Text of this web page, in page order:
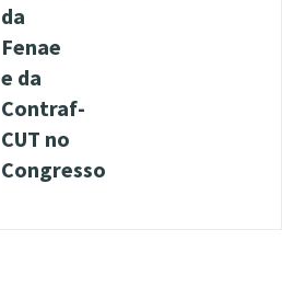
da
Fenae
e da
Contraf-
CUT no
Congresso